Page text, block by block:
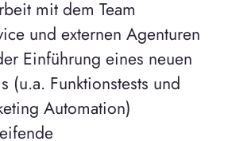
mit dem Team
und externen Agenturen
Einführung eines neuen
(u.a. Funktionstests und
Automation)